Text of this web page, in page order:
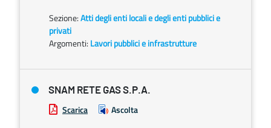
Sezione:Atti degli enti locali e degli enti pubblici e
privati
Argomenti: Lavori pubblici e infrastrutture
SNAM RETE GAS S.P.A.
Scarica Ascolta